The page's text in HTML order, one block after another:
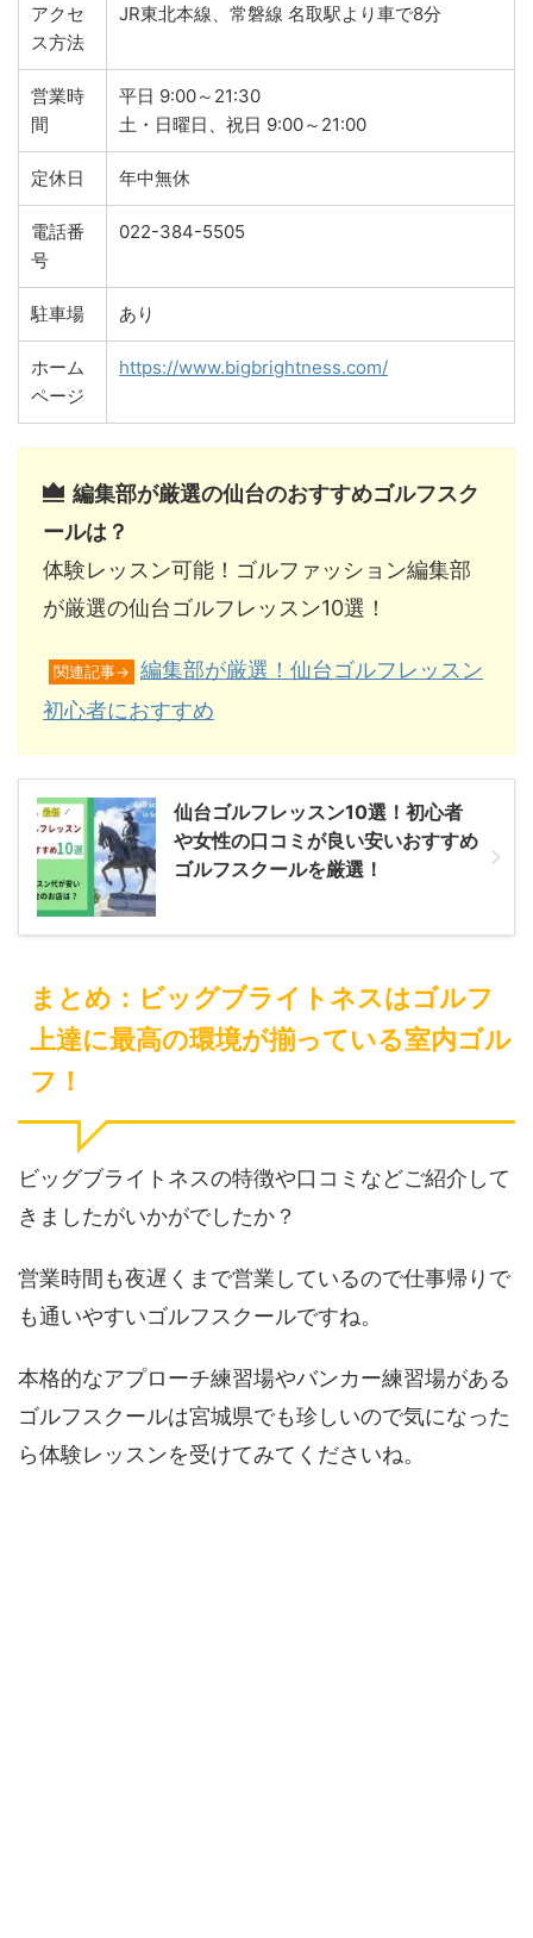
アクセ
ス方法
JR東北本線、常磐線 名取駅より車で8分
営業時
間
平日 9:00～21:30
土・日曜日、祝日 9:00～21:00
定休日 年中無休
電話番
号
022-384-5505
駐車場 あり
ホーム
ページ
https://www.bigbrightness.com/
編集部が厳選の仙台のおすすめゴルフスク
ールは？
体験レッスン可能！ゴルファッション編集部
が厳選の仙台ゴルフレッスン10選！
関連記事→
編集部が厳選！仙台ゴルフレッスン
初心者におすすめ
仙台ゴルフレッスン10選！初心者
や女性の口コミが良い安いおすすめ
ゴルフスクールを厳選！
まとめ：ビッグブライトネスはゴルフ
上達に最高の環境が揃っている室内ゴル
フ！
ビッグブライトネスの特徴や口コミなどご紹介して
きましたがいかがでしたか？
営業時間も夜遅くまで営業しているので仕事帰りで
も通いやすいゴルフスクールですね。
本格的なアプローチ練習場やバンカー練習場がある
ゴルフスクールは宮城県でも珍しいので気になった
ら体験レッスンを受けてみてくださいね。